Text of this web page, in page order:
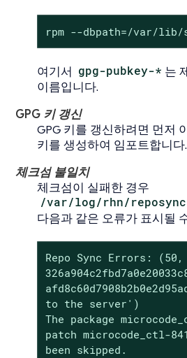
rpm --dbpath=/var/lib/
여기서 gpg-pubkey-* 는
이름입니다.
GPG 키 갱신
GPG 키를 갱신하려면 먼저
키를 생성하여 임포트합니다.
체크섬 불일치
체크섬이 실패한 경우
/var/log/rhn/
다음과 같은 오류가 표시될
Repo Sync Errors:
to the server')
The package
patch microcode_ctl-
been skipped.